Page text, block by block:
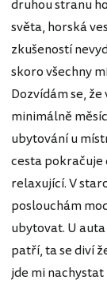
druhou stranu
světa, horská
zkušeností
skoro všechny
Dozvídám se,
minimálně
ubytování u
cesta pokračuje
relaxující. V
poslouchám
ubytovat. U
patří, ta se diví
jde mi